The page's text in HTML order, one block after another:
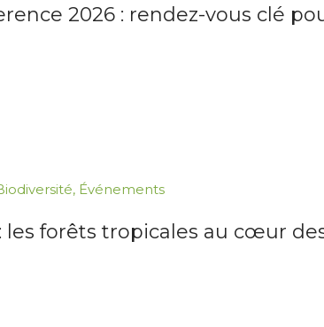
2026 : rendez-vous clé
, Événements
: les forêts tropicales au cœur